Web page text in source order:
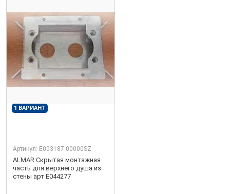
1 ВАРИАНТ
Артикул: E003187.00000SZ
ALMAR Скрытая монтажная
часть для верхнего душа из
стены арт E044277